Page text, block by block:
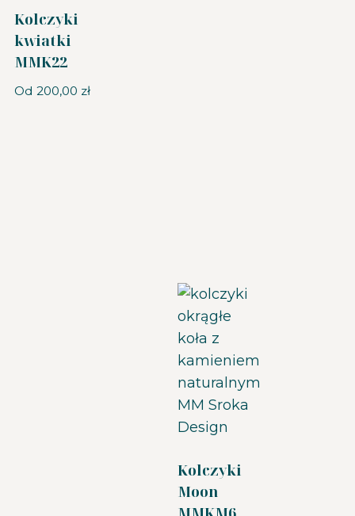
Kolczyki
kwiatki
MMK22
Od 200,00 zł
Kolczyki
Moon